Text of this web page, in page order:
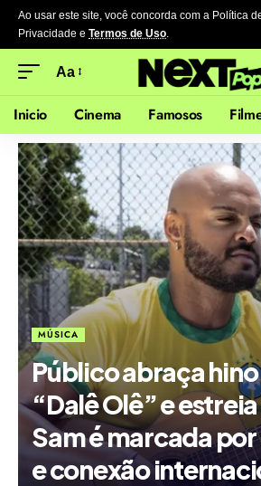
Ao usar este site, você concorda com a Política
Privacidade e Termos de Uso.
Aa
Inicio Cinema Famosos
MÚSICA
Público abraça
“Dalê Olê” e
Sam é marcada
e conexão